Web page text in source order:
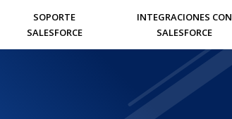
SOPORTE
SALESFORCE
INTEGRACIONES CON
SALESFORCE